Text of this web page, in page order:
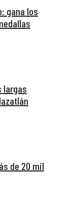
gana los
largas
de 20 mil